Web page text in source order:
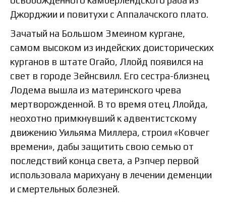
Джорджии и повитухи с Аппалачского плато.
Зачатый на Большом Змеином кургане,
самом высоком из индейских доисторических
курганов в штате Огайо, Ллойд появился на
свет в городе Зейнсвилл. Его сестра-близнец
Лодема вышла из материнского чрева
мертворожденной. В то время отец Ллойда,
неохотно примкнувший к адвентистскому
движению Уильяма Миллера, строил «Ковчег
времени», дабы защитить свою семью от
последствий конца света, а Рэпчер первой
использовала марихуану в лечении деменции
и смертельных болезней.